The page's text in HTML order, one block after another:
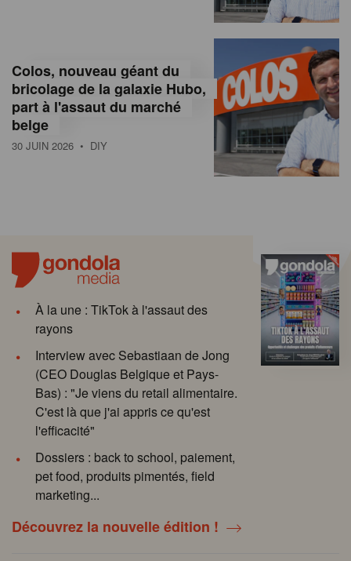
Colos, nouveau géant du
bricolage de la galaxie Hubo,
part à l'assaut du marché
belge
30 JUIN 2026 • DIY
À la une : TikTok à l'assaut des
rayons
Interview avec Sebastiaan de Jong
(CEO Douglas Belgique et Pays-
Bas) : "Je viens du retail alimentaire.
C'est là que j'ai appris ce qu'est
l'efficacité"
Dossiers : back to school, paiement,
pet food, produits pimentés, field
marketing...
Découvrez la nouvelle édition !